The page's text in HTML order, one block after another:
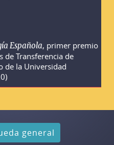
Española, primer premio
de Transferencia de
de la Universidad
general